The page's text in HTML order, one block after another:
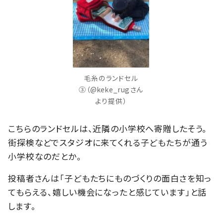
毛糸のランドセル
③（@keke_rugさん
より提供）
こちらのランドセルは、近隣の小学校へ寄贈したそう。
街探検などでスタジオに来てくれる子どもたちが通う
小学校なのだとか。
投稿者さんは「子どもたちにものづくりの面白さを知っ
てもらえる、嬉しい機会になったと感じています」と話
します。